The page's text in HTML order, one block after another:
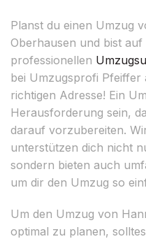
Planst du einen Umzug
Oberhausen und bist
professionellen
bei Umzugsprofi Pfeiffer
richtigen Adresse! Ein
Herausforderung sein,
darauf vorzubereiten.
unterstützen dich nicht
sondern bieten auch
um dir den Umzug so
Um den Umzug von
optimal zu planen,